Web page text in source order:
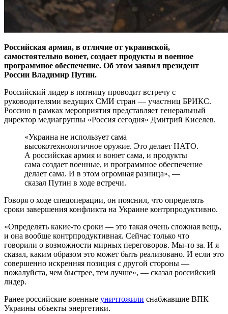
Российская армия, в отличие от украинской,
самостоятельно воюет, создает продукты и военное
программное обеспечение. Об этом заявил президент
России Владимир Путин.
Российский лидер в пятницу проводит встречу с
руководителями ведущих СМИ стран — участниц БРИКС.
Россию в рамках мероприятия представляет генеральный
директор медиагруппы «Россия сегодня» Дмитрий Киселев.
«Украина не использует сама
высокотехнологичное оружие. Это делает НАТО.
А российская армия и воюет сама, и продукты
сама создает военные, и программное обеспечение
делает сама. И в этом огромная разница», —
сказал Путин в ходе встречи.
Говоря о ходе спецоперации, он пояснил, что определять
сроки завершения конфликта на Украине контрпродуктивно.
«Определять какие-то сроки — это такая очень сложная вещь,
и она вообще контрпродуктивная. Сейчас только что
говорили о возможности мирных переговоров. Мы-то за. И я
сказал, каким образом это может быть реализовано. И если это
совершенно искренняя позиция с другой стороны —
пожалуйста, чем быстрее, тем лучше», — сказал российский
лидер.
Ранее российские военные уничтожили снабжавшие ВПК
Украины объекты энергетики.